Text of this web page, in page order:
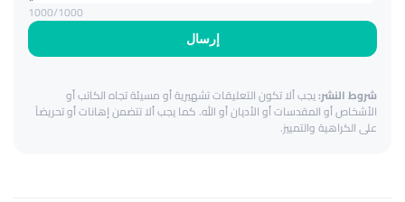
إرسال
1000/1000
شروط النشر:يجب ألا تكون التعليقات تشهيرية أو مسيئة تجاه الكاتب أو
الأشخاص أو المقدسات أو الأديان أو الله. كما يجب ألا تتضمن إهانات أو تحريضاً
على الكراهية والتمييز.